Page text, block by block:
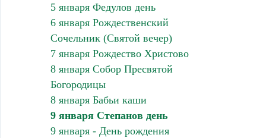
5 января Федулов день
6 января Рождественский
Сочельник (Святой вечер)
7 января Рождество Христово
8 января Собор Пресвятой
Богородицы
8 января Бабьи каши
9 января Степанов день
9 января - День рождения